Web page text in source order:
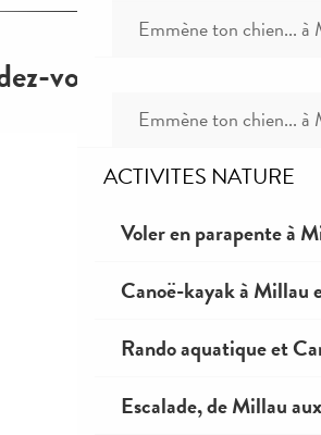
Emmène ton chien... à
Emmène ton chien... à
ACTIVITES NATURE
Voler en parapente à
Canoë-kayak à Millau
Rando aquatique et
Escalade, de Millau